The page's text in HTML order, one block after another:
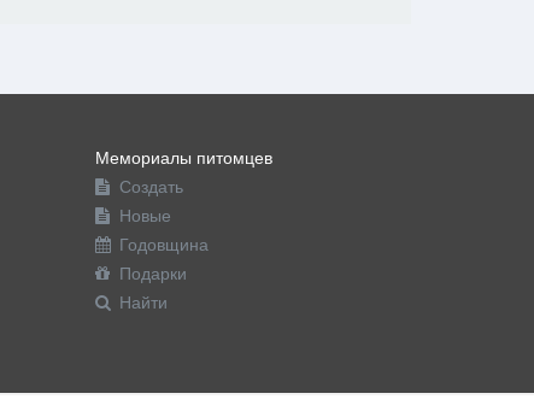
Мемориалы питомцев
Создать
Новые
Годовщина
Подарки
Найти